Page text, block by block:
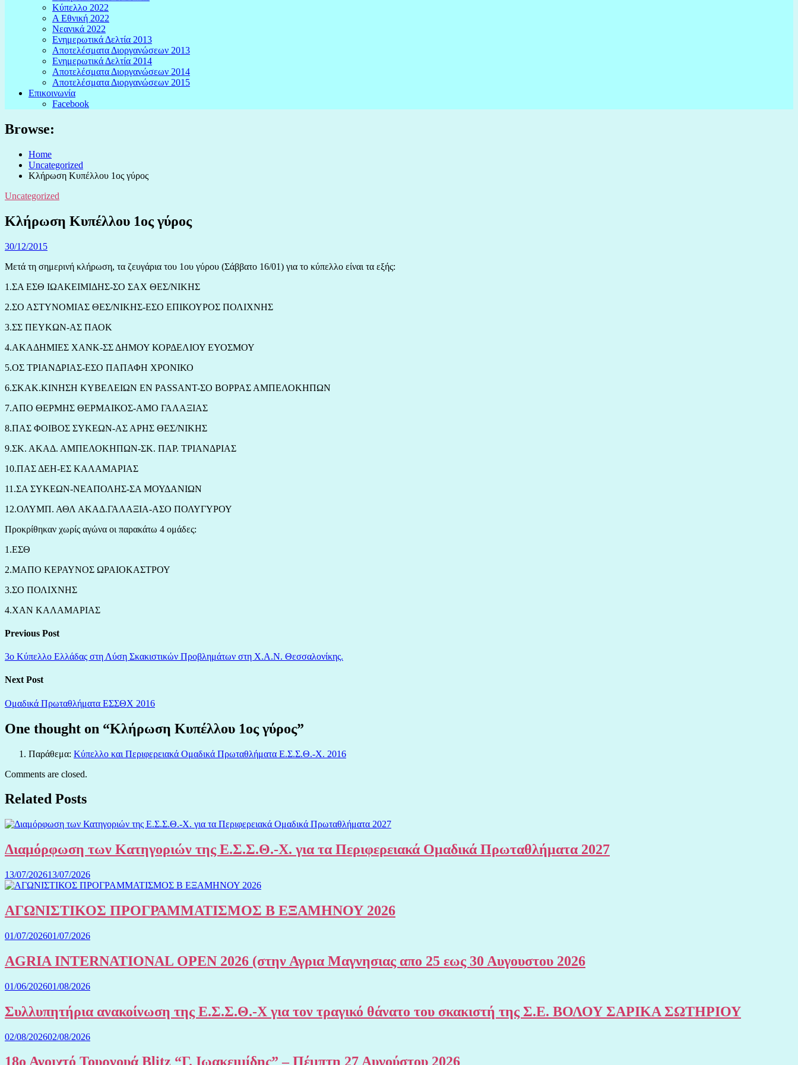
Κύπελλο 2022
Α Εθνική 2022
Νεανικά 2022
Ενημερωτικά Δελτία 2013
Αποτελέσματα Διοργανώσεων 2013
Ενημερωτικά Δελτία 2014
Αποτελέσματα Διοργανώσεων 2014
Αποτελέσματα Διοργανώσεων 2015
Επικοινωνία
Facebook
Browse:
Home
Uncategorized
Κλήρωση Κυπέλλου 1ος γύρος
Uncategorized
Κλήρωση Κυπέλλου 1ος γύρος
30/12/2015
Μετά τη σημερινή κλήρωση, τα ζευγάρια του 1ου γύρου (Σάββατο 16/01) για το κύπελλο είναι τα εξής:
1.ΣΑ ΕΣΘ ΙΩΑΚΕΙΜΙΔΗΣ-ΣΟ ΣΑΧ ΘΕΣ/ΝΙΚΗΣ
2.ΣΟ ΑΣΤΥΝΟΜΙΑΣ ΘΕΣ/ΝΙΚΗΣ-ΕΣΟ ΕΠΙΚΟΥΡΟΣ ΠΟΛΙΧΝΗΣ
3.ΣΣ ΠΕΥΚΩΝ-ΑΣ ΠΑΟΚ
4.ΑΚΑΔΗΜΙΕΣ ΧΑΝΚ-ΣΣ ΔΗΜΟΥ ΚΟΡΔΕΛΙΟΥ ΕΥΟΣΜΟΥ
5.ΟΣ ΤΡΙΑΝΔΡΙΑΣ-ΕΣΟ ΠΑΠΑΦΗ ΧΡΟΝΙΚΟ
6.ΣΚΑΚ.ΚΙΝΗΣΗ ΚΥΒΕΛΕΙΩΝ EN PASSANT-ΣΟ ΒΟΡΡΑΣ ΑΜΠΕΛΟΚΗΠΩΝ
7.ΑΠΟ ΘΕΡΜΗΣ ΘΕΡΜΑΙΚΟΣ-ΑΜΟ ΓΑΛΑΞΙΑΣ
8.ΠΑΣ ΦΟΙΒΟΣ ΣΥΚΕΩΝ-ΑΣ ΑΡΗΣ ΘΕΣ/ΝΙΚΗΣ
9.ΣΚ. ΑΚΑΔ. ΑΜΠΕΛΟΚΗΠΩΝ-ΣΚ. ΠΑΡ. ΤΡΙΑΝΔΡΙΑΣ
10.ΠΑΣ ΔΕΗ-ΕΣ ΚΑΛΑΜΑΡΙΑΣ
11.ΣΑ ΣΥΚΕΩΝ-ΝΕΑΠΟΛΗΣ-ΣΑ ΜΟΥΔΑΝΙΩΝ
12.ΟΛΥΜΠ. ΑΘΛ ΑΚΑΔ.ΓΑΛΑΞΙΑ-ΑΣΟ ΠΟΛΥΓΥΡΟΥ
Προκρίθηκαν χωρίς αγώνα οι παρακάτω 4 ομάδες:
1.ΕΣΘ
2.ΜΑΠΟ ΚΕΡΑΥΝΟΣ ΩΡΑΙΟΚΑΣΤΡΟΥ
3.ΣΟ ΠΟΛΙΧΝΗΣ
4.ΧΑΝ ΚΑΛΑΜΑΡΙΑΣ
Previous Post
3ο Κύπελλο Ελλάδας στη Λύση Σκακιστικών Προβλημάτων στη Χ.Α.Ν. Θεσσαλονίκης.
Next Post
Ομαδικά Πρωταθλήματα ΕΣΣΘΧ 2016
One thought on “Κλήρωση Κυπέλλου 1ος γύρος”
Παράθεμα: Κύπελλο και Περιφερειακά Ομαδικά Πρωταθλήματα Ε.Σ.Σ.Θ.-Χ. 2016
Comments are closed.
Related Posts
Διαμόρφωση των Κατηγοριών της Ε.Σ.Σ.Θ.-Χ. για τα Περιφερειακά Ομαδικά Πρωταθλήματα 2027
13/07/202613/07/2026
ΑΓΩΝΙΣΤΙΚΟΣ ΠΡΟΓΡΑΜΜΑΤΙΣΜΟΣ Β ΕΞΑΜΗΝΟΥ 2026
01/07/202601/07/2026
AGRIA INTERNATIONAL OPEN 2026 (στην Αγρια Μαγνησιας απο 25 εως 30 Αυγουστου 2026
01/06/202601/08/2026
Συλλυπητήρια ανακοίνωση της Ε.Σ.Σ.Θ.-Χ για τον τραγικό θάνατο του σκακιστή της Σ.Ε. ΒΟΛΟΥ ΣΑΡΙΚΑ ΣΩΤΗΡΙΟΥ
02/08/202602/08/2026
18ο Ανοιχτό Τουρνουά Blitz “Γ. Ιωακειμίδης” – Πέμπτη 27 Αυγούστου 2026